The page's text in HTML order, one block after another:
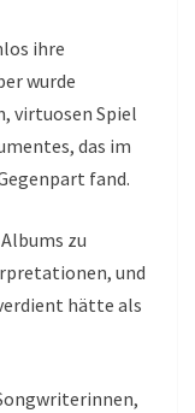
ihre
wurde
virtuosen Spiel
das im
fand.
zu
und
hätte als